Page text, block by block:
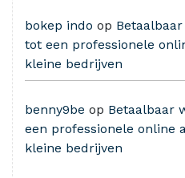
bokep indo op
tot een professionele
kleine bedrijven
benny9be op Betaalbaar
een professionele online
kleine bedrijven